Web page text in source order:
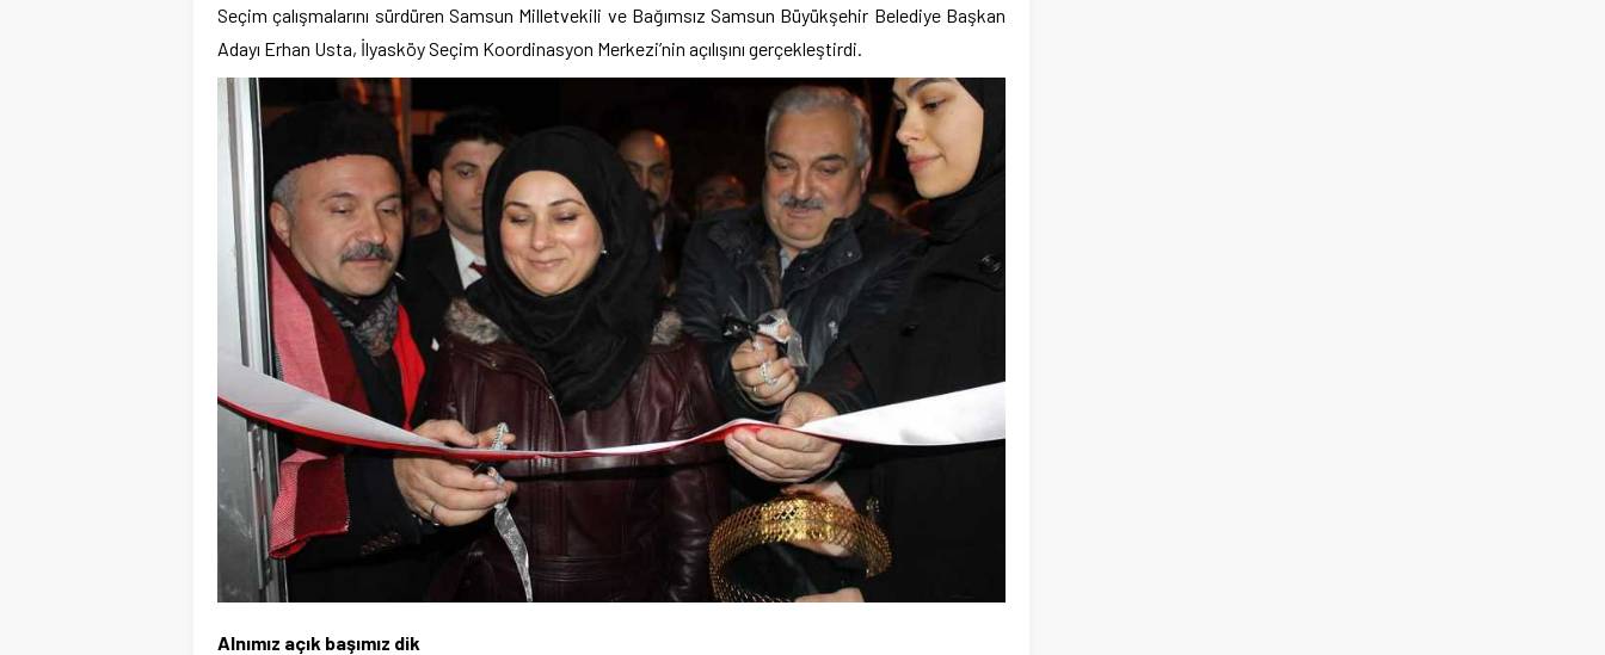
Seçim çalışmalarını sürdüren Samsun Milletvekili ve Bağımsız Samsun Büyükşehir Belediye Başkan
Adayı Erhan Usta, İlyasköy Seçim Koordinasyon Merkezi’nin açılışını gerçekleştirdi.
Alnımız açık başımız dik